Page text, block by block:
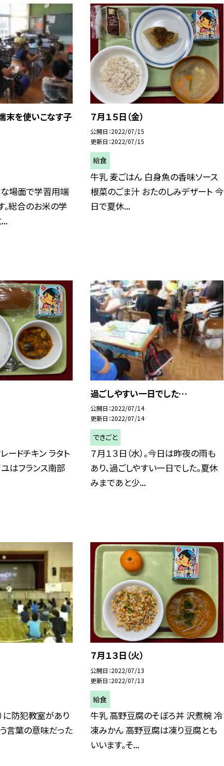
を使いこなす子
な場面で学習用端
総合のお米の学
７月１５日（金）
公開日 2022/07/15
更新日 2022/07/15
給食
牛乳 麦ごはん 白身魚の香味ソース
根菜のごま汁 おたのしみデザート 今
日で夏休...
ードチキン ラタト
ユはフランス南部
過ごしやすい一日でした…
公開日 2022/07/14
更新日 2022/07/14
できごと
７月１３日（水）。今日は昨夜の雨も
あり、過ごしやすい一日でした。夏休
みまであと少...
に防犯教室があり
言葉の意味だった
７月１３日（火）
公開日 2022/07/13
更新日 2022/07/13
給食
牛乳 高野豆腐のそぼろ丼 沢煮椀 冷
凍みかん 高野豆腐は凍り豆腐とも
いいます。そ...